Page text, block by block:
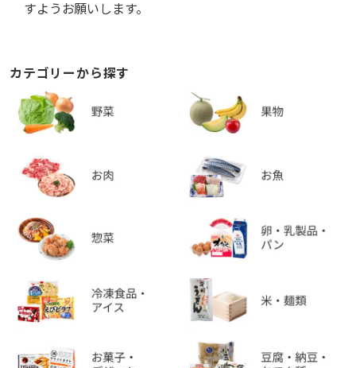
すようお願いします。
カテゴリーから探す